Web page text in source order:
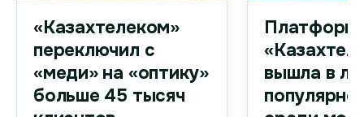
«Казахтелеком»
переключил с
«меди» на «оптику»
больше 45 тысяч
вышла в